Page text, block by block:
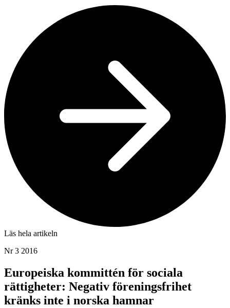
Läs hela artikeln
Nr 3 2016
Europeiska kommittén för sociala
rättigheter: Negativ föreningsfrihet
kränks inte i norska hamnar